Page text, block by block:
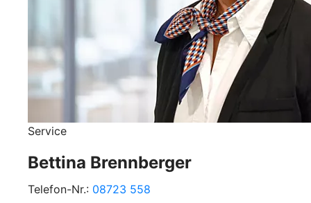
Service
Bettina Brennberger
Telefon-Nr.: 08723 558